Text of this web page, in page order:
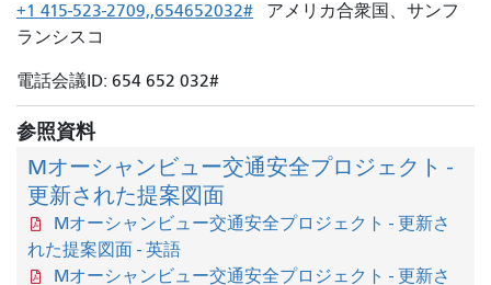
+1 415-523-2709,,654652032# アメリカ合衆国、サンフ
ランシスコ
電話会議ID: 654 652 032#
参照資料
Mオーシャンビュー交通安全プロジェクト -
更新された提案図面
Mオーシャンビュー交通安全プロジェクト - 更新さ
れた提案図面 - 英語
Mオーシャンビュー交通安全プロジェクト - 更新さ